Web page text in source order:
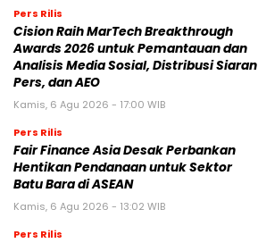
Pers Rilis
Cision Raih MarTech Breakthrough
Awards 2026 untuk Pemantauan dan
Analisis Media Sosial, Distribusi Siaran
Pers, dan AEO
Kamis, 6 Agu 2026 - 17:00 WIB
Pers Rilis
Fair Finance Asia Desak Perbankan
Hentikan Pendanaan untuk Sektor
Batu Bara di ASEAN
Kamis, 6 Agu 2026 - 13:02 WIB
Pers Rilis